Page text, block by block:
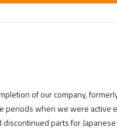
of our company,
when we were active
parts for